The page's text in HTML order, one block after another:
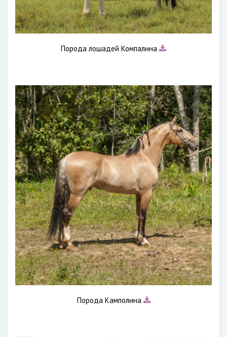
Порода лошадей Компалина
Порода Камполина